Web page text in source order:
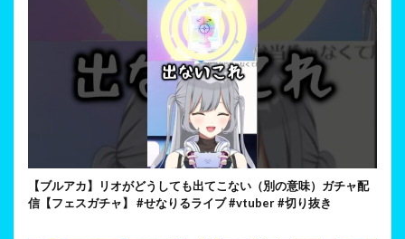
【ブルアカ】リオがどうしても出てこない（別の意味）ガチャ配
信【フェスガチャ】 #せなりるライブ #vtuber #切り抜き